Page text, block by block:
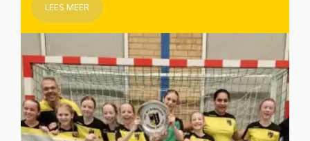
LEES MEER